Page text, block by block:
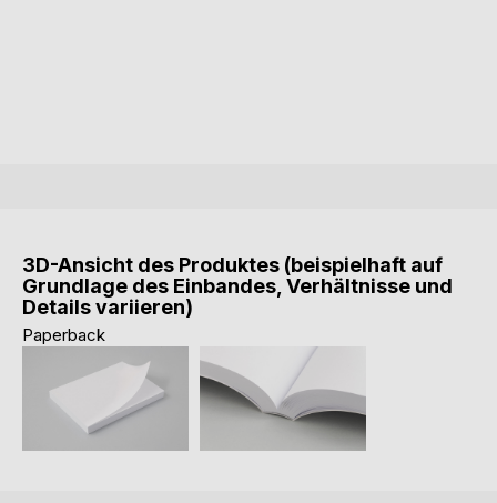
3D-Ansicht des Produktes (beispielhaft auf
Grundlage des Einbandes, Verhältnisse und
Details variieren)
Paperback